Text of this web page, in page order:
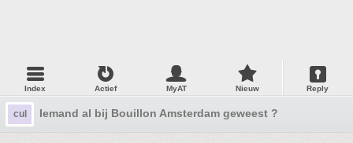
Index Actief MyAT Nieuw Reply
cul Iemand al bij Bouillon Amsterdam geweest ?